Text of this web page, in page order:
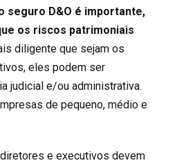
seguro D&O é importante,
os riscos patrimoniais
diligente que sejam os
eles podem ser
judicial e/ou administrativa.
de pequeno, médio e
e executivos devem